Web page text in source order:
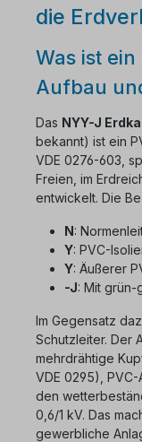
die
Was ist
Aufbau
Das NYY-J
bekannt) ist ein
VDE 0276-603,
Freien, im
entwickelt. Die
N:
Y: PVC-
Y: Äußerer
-J: Mit grün-
Im Gegensatz
Schutzleiter. Der
mehrdrähtige
VDE 0295),
den
0,6/1 kV. Das
gewerbliche